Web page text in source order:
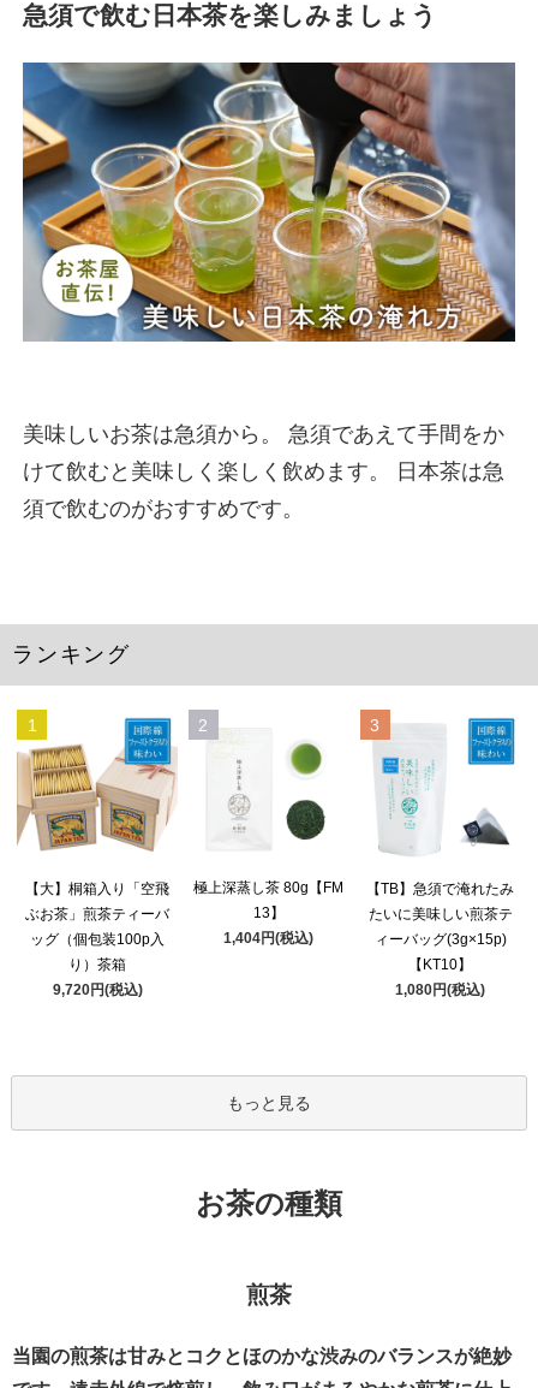
急須で飲む日本茶を楽しみましょう
美味しいお茶は急須から。 急須であえて手間をか
けて飲むと美味しく楽しく飲めます。 日本茶は急
須で飲むのがおすすめです。
ランキング
1
【大】桐箱入り「空飛
ぶお茶」煎茶ティーバ
ッグ（個包装100p入
り）茶箱
9,720円(税込)
2
極上深蒸し茶 80g【FM
13】
1,404円(税込)
3
【TB】急須で淹れたみ
たいに美味しい煎茶テ
ィーバッグ(3g×15p)
【KT10】
1,080円(税込)
もっと見る
お茶の種類
煎茶
当園の煎茶は甘みとコクとほのかな渋みのバランスが絶妙